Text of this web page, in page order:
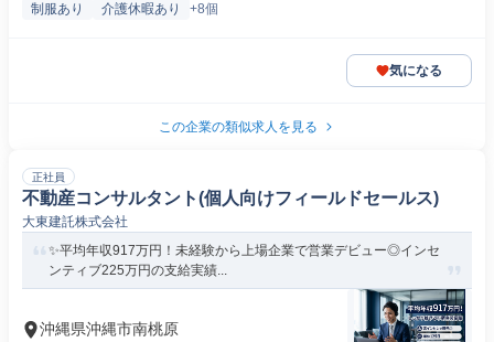
制服あり 介護休暇あり +8個
気になる
この企業の類似求人を見る
正社員
不動産コンサルタント(個人向けフィールドセールス)
大東建託株式会社
✨平均年収917万円！未経験から上場企業で営業デビュー◎インセ
ンティブ225万円の支給実績...
沖縄県沖縄市南桃原